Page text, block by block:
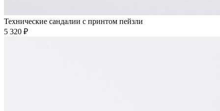
Технические сандалии с принтом пейзли
5 320 ₽